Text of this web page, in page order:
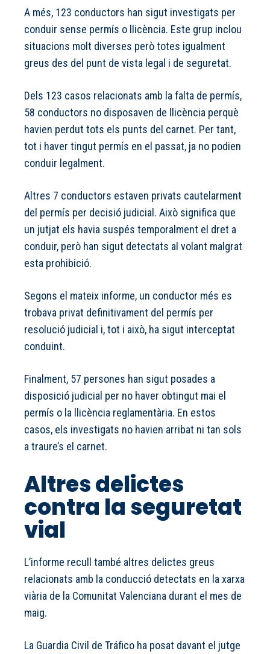
A més, 123 conductors han sigut investigats per
conduir sense permís o llicència. Este grup inclou
situacions molt diverses però totes igualment
greus des del punt de vista legal i de seguretat.
Dels 123 casos relacionats amb la falta de permís,
58 conductors no disposaven de llicència perquè
havien perdut tots els punts del carnet. Per tant,
tot i haver tingut permís en el passat, ja no podien
conduir legalment.
Altres 7 conductors estaven privats cautelarment
del permís per decisió judicial. Això significa que
un jutjat els havia suspés temporalment el dret a
conduir, però han sigut detectats al volant malgrat
esta prohibició.
Segons el mateix informe, un conductor més es
trobava privat definitivament del permís per
resolució judicial i, tot i això, ha sigut interceptat
conduint.
Finalment, 57 persones han sigut posades a
disposició judicial per no haver obtingut mai el
permís o la llicència reglamentària. En estos
casos, els investigats no havien arribat ni tan sols
a traure’s el carnet.
Altres delictes
contra la seguretat
vial
L’informe recull també altres delictes greus
relacionats amb la conducció detectats en la xarxa
viària de la Comunitat Valenciana durant el mes de
maig.
La Guardia Civil de Tráfico ha posat davant el jutge